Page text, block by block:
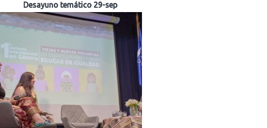
Desayuno temático 29-sep